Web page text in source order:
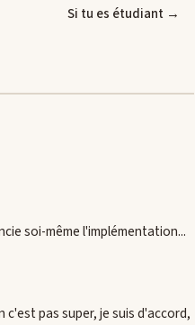
Si tu es étudiant →
soi-même l'implémentation...
c'est pas super, je suis d'accord,